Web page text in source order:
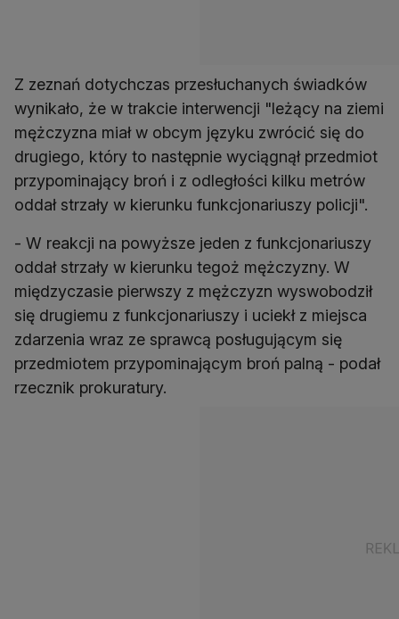
Z zeznań dotychczas przesłuchanych świadków
wynikało, że w trakcie interwencji "leżący na ziemi
mężczyzna miał w obcym języku zwrócić się do
drugiego, który to następnie wyciągnął przedmiot
przypominający broń i z odległości kilku metrów
oddał strzały w kierunku funkcjonariuszy policji".
- W reakcji na powyższe jeden z funkcjonariuszy
oddał strzały w kierunku tegoż mężczyzny. W
międzyczasie pierwszy z mężczyzn wyswobodził
się drugiemu z funkcjonariuszy i uciekł z miejsca
zdarzenia wraz ze sprawcą posługującym się
przedmiotem przypominającym broń palną - podał
rzecznik prokuratury.